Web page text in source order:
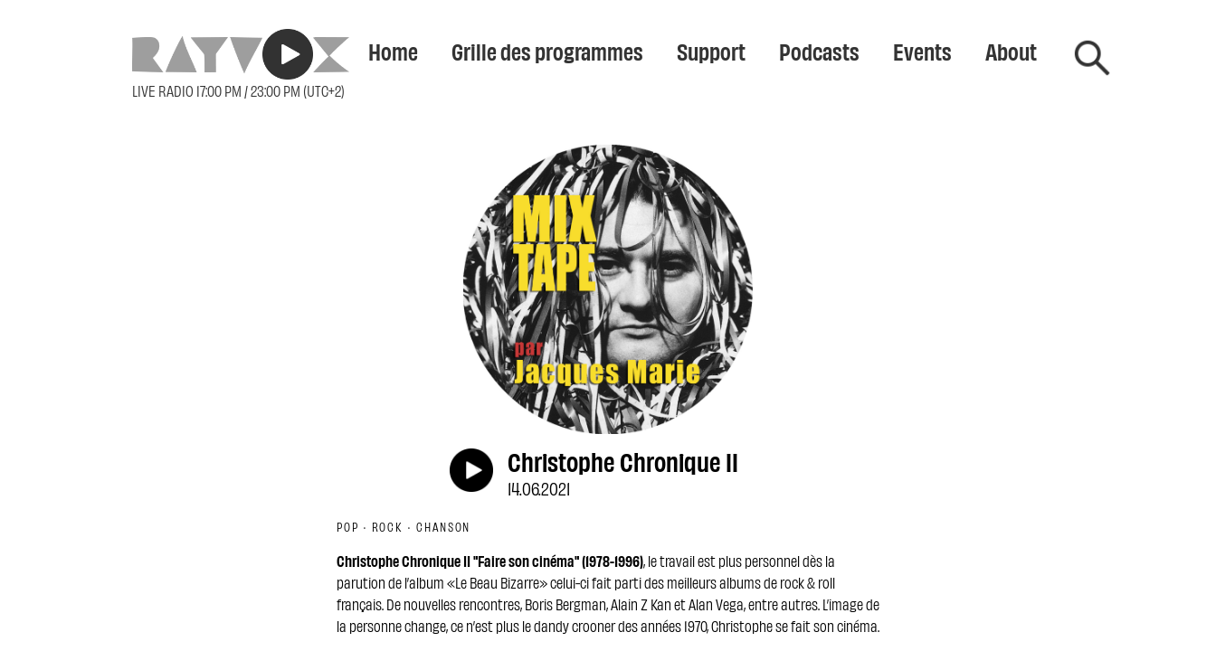
LIVE RADIO 17:00 PM / 23:00 PM (UTC+2)
Home Grille des programmes Support Podcasts Events About
Christophe Chronique II
14.06.2021
POP · ROCK · CHANSON
Christophe Chronique II "Faire son cinéma" (1978-1996), le travail est plus personnel dès la
parution de l’album «Le Beau Bizarre» celui-ci fait parti des meilleurs albums de rock & roll
français. De nouvelles rencontres, Boris Bergman, Alain Z Kan et Alan Vega, entre autres. L’image de
la personne change, ce n’est plus le dandy crooner des années 1970, Christophe se fait son cinéma.